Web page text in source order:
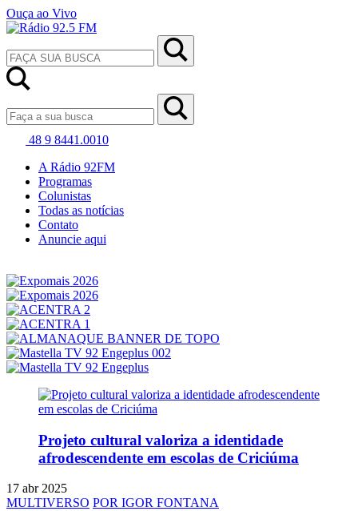
Ouça ao Vivo
48 9 8441.0010
A Rádio 92FM
Programas
Colunistas
Todas as notícias
Contato
Anuncie aqui
Projeto cultural valoriza a identidade
afrodescendente em escolas de Criciúma
17 abr 2025
MULTIVERSO POR IGOR FONTANA